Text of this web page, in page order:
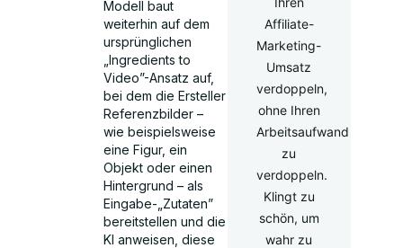
Modell baut
weiterhin auf dem
ursprünglichen
„Ingredients to
Video”-Ansatz auf,
bei dem die Ersteller
Referenzbilder –
wie beispielsweise
eine Figur, ein
Objekt oder einen
Hintergrund – als
Eingabe-„Zutaten”
bereitstellen und die
KI anweisen, diese
Affiliate-
Marketing-
Umsatz
verdoppeln,
ohne Ihren
Arbeitsaufwand
zu
verdoppeln.
Klingt zu
schön, um
wahr zu